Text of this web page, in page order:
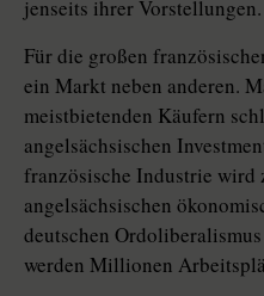
jenseits ihrer Vorstellungen.
Für die großen
ein Markt neben anderen.
meistbietenden Käufern
angelsächsischen
französische Industrie wird
angelsächsischen
deutschen
werden Millionen